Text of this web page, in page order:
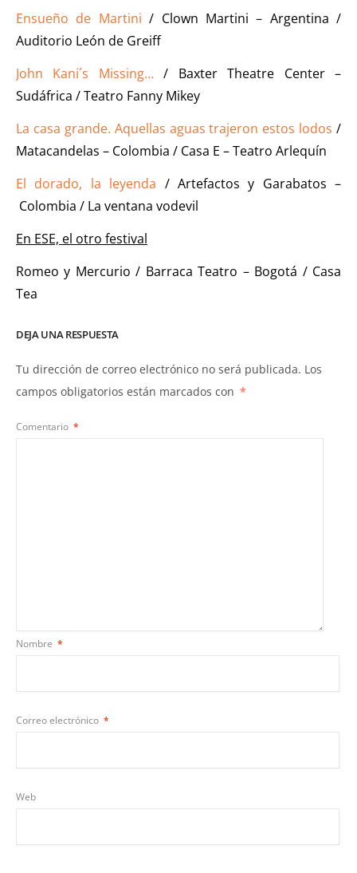
Ensueño de Martini / Clown Martini – Argentina /
Auditorio León de Greiff
John Kani´s Missing…/ Baxter Theatre Center –
Sudáfrica / Teatro Fanny Mikey
La casa grande. Aquellas aguas trajeron estos lodos /
Matacandelas – Colombia / Casa E – Teatro Arlequín
El dorado, la leyenda / Artefactos y Garabatos –
Colombia / La ventana vodevil
En ESE, el otro festival
Romeo y Mercurio / Barraca Teatro – Bogotá / Casa
Tea
DEJA UNA RESPUESTA
Tu dirección de correo electrónico no será publicada. Los
campos obligatorios están marcados con *
Comentario *
Nombre *
Correo electrónico *
Web